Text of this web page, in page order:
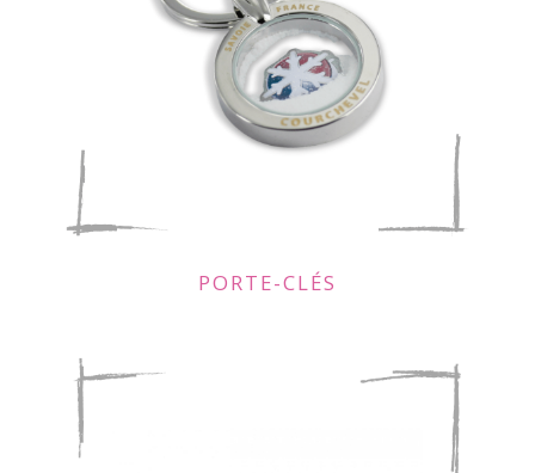
PORTE-CLÉS